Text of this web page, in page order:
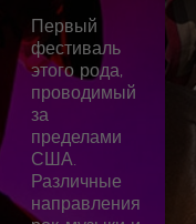
Первый
фестиваль
этого рода,
проводимый
за
пределами
США.
Различные
направления